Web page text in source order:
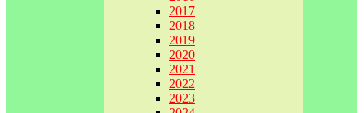
2017
2018
2019
2020
2021
2022
2023